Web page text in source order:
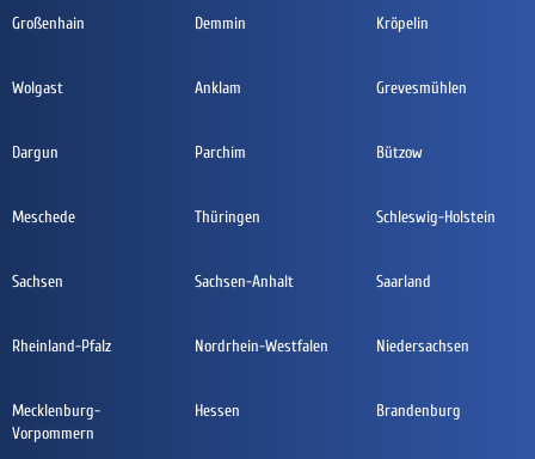
Großenhain Demmin Kröpelin
Wolgast Anklam Grevesmühlen
Dargun Parchim Bützow
Meschede Thüringen Schleswig-Holstein
Sachsen Sachsen-Anhalt Saarland
Rheinland-Pfalz Nordrhein-Westfalen Niedersachsen
Mecklenburg-
Vorpommern
Hessen Brandenburg